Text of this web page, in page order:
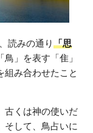
読みの通り「思
」を表す「隹」
組み合わせたこと
古くは神の使いだ
そして、鳥占いに